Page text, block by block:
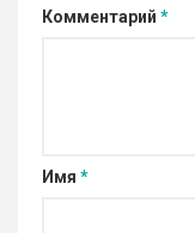
Комментарий *
Имя *